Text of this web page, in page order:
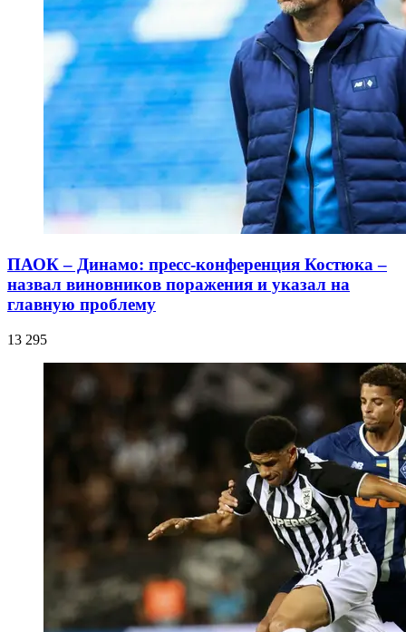
ПАОК – Динамо: пресс-конференция Костюка –
назвал виновников поражения и указал на
главную проблему
13 295